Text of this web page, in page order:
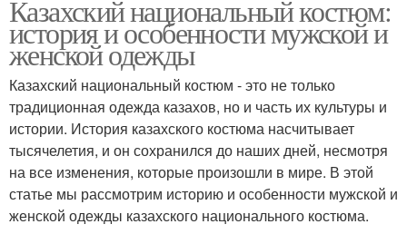
Казахский национальный костюм:
история и особенности мужской и
женской одежды
Казахский национальный костюм - это не только
традиционная одежда казахов, но и часть их культуры и
истории. История казахского костюма насчитывает
тысячелетия, и он сохранился до наших дней, несмотря
на все изменения, которые произошли в мире. В этой
статье мы рассмотрим историю и особенности мужской и
женской одежды казахского национального костюма.